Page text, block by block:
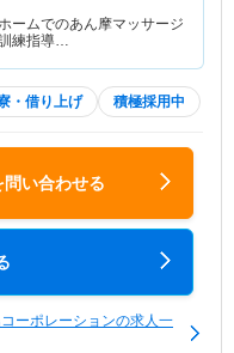
ームでのあん摩マッサージ
練指導…
・借り上げ 積極採用中
問い合わせる
ーポレーションの求人一